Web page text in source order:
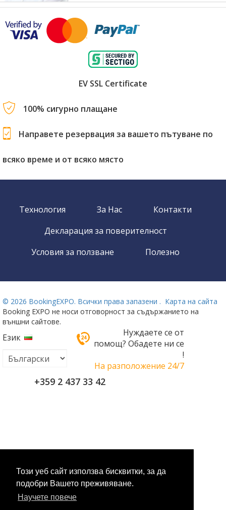
Този уеб сайт използва бисквитки, за да
подобри Вашето преживяване.
Научете повече
EV SSL Certificate
100% сигурно плащане
Направете резервация за вашето пътуване по
всяко време и от всяко място
Технология За Нас
Контакти
Декларация за поверителност
Условия за ползване
Полезно
© 2026 BookingEXPO. Всички права запазени . Карта на сайта
Booking EXPO не носи отговорност за съдържанието на
външни сайтове.
Език
Нуждаете се от
помощ? Обадете ни се
!
На разположение 24/7
+359 2 437 33 42